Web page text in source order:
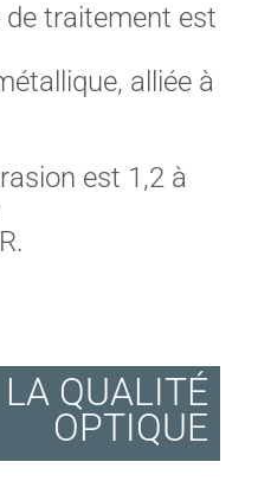
traitement est
alliée à
est 1,2 à
LA QUALITÉ
OPTIQUE